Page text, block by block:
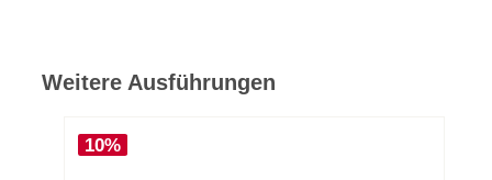
Weitere Ausführungen
10%